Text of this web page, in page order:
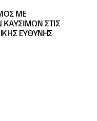
ΜΕ
ΣΤΙΣ
ΕΥΘΥΝΗΣ